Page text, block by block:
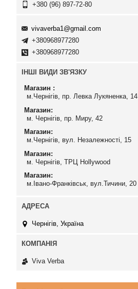
+380 (96) 897-72-80
vivaverba1@gmail.com
+380968977280
+380968977280
ІНШІ ВИДИ ЗВ'ЯЗКУ
Магазин
м.Чернігів, пр. Левка Лукяненка, 14
Магазин
м. Чернігів, пр. Миру, 42
Магазин
м.Чернігів, вул. Незалежності, 15
Магазин
м. Чернігів, ТРЦ Hollywood
Магазин
м.Івано-Франківськ, вул.Тичини, 20
Чернігів, Україна
Viva Verba